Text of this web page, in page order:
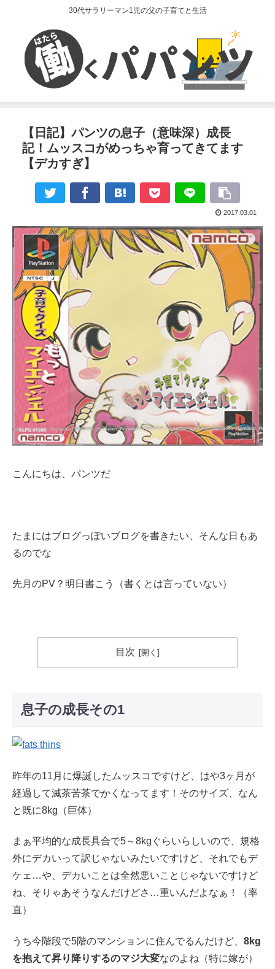
30代サラリーマン1児の父の子育てと生活
【日記】パンツの息子（意味深）成長
記！ムッスコがめっちゃ育ってきてます
【デカすぎ】
2017.03.01
こんにちは、パンツだ
たまにはブログっぽいブログを書きたい、そんな日もあ
るのでな
先月のPV？明日書こう（書くとは言っていない）
目次
息子の成長その1
昨年の11月に爆誕したムッスコですけど、はや3ヶ月が
経過して滅茶苦茶でかくなってます！そのサイズ、なん
と既に8kg（巨体）
まぁ平均的な成長具合で5～8kgぐらいらしいので、規格
外にデカいって訳じゃないみたいですけど、それでもデ
ケェ…や、デカいことは全然悪いことじゃないですけど
ね、そりゃあそうなんだけどさ…重いんだよなぁ！（率
直）
うち今階段で5階のマンションに住んでるんだけど、 8kg
を抱えて昇り降りするのマジ大変なのよね（特に嫁が）